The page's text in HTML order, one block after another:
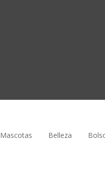
Mascotas Belleza